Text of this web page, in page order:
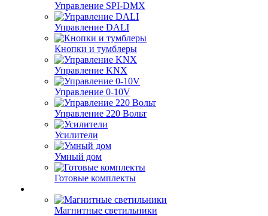
Управление SPI-DMX
Управление DALI
Кнопки и тумблеры
Управление KNX
Управление 0-10V
Управление 220 Вольт
Усилители
Умный дом
Готовые комплекты
Магнитные светильники